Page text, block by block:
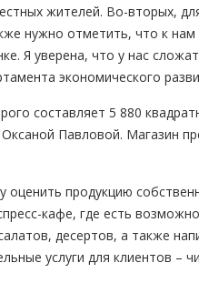
жителей. Во-вторых,
нужно отметить, что к
Я уверена, что у нас
экономического
составляет 5 880
Павловой. Магазин
оценить продукцию
кафе, где есть
десертов, а также
услуги для клиентов –